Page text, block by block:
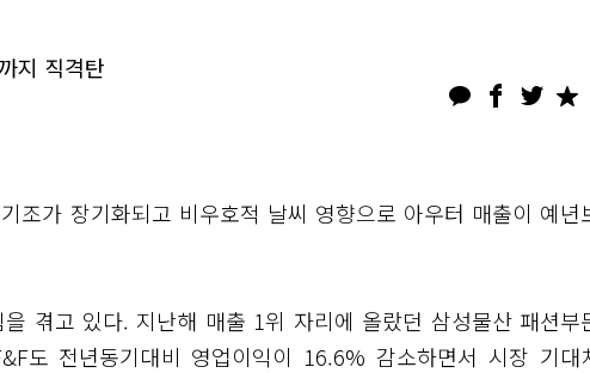
지 직격탄
조가 장기화되고 비우호적 날씨 영향으로 아우터 매출이 예년
겪고 있다. 지난해 매출 1위 자리에 올랐던 삼성물산 패션부
도 전년동기대비 영업이익이 16.6% 감소하면서 시장 기대